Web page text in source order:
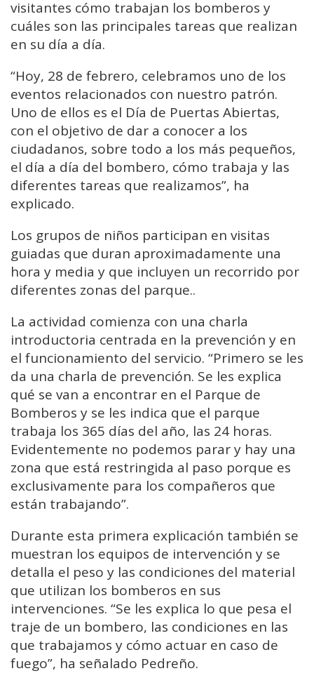
visitantes cómo trabajan los bomberos y
cuáles son las principales tareas que realizan
en su día a día.
“Hoy, 28 de febrero, celebramos uno de los
eventos relacionados con nuestro patrón.
Uno de ellos es el Día de Puertas Abiertas,
con el objetivo de dar a conocer a los
ciudadanos, sobre todo a los más pequeños,
el día a día del bombero, cómo trabaja y las
diferentes tareas que realizamos”, ha
explicado.
Los grupos de niños participan en visitas
guiadas que duran aproximadamente una
hora y media y que incluyen un recorrido por
diferentes zonas del parque..
La actividad comienza con una charla
introductoria centrada en la prevención y en
el funcionamiento del servicio. “Primero se les
da una charla de prevención. Se les explica
qué se van a encontrar en el Parque de
Bomberos y se les indica que el parque
trabaja los 365 días del año, las 24 horas.
Evidentemente no podemos parar y hay una
zona que está restringida al paso porque es
exclusivamente para los compañeros que
están trabajando”.
Durante esta primera explicación también se
muestran los equipos de intervención y se
detalla el peso y las condiciones del material
que utilizan los bomberos en sus
intervenciones. “Se les explica lo que pesa el
traje de un bombero, las condiciones en las
que trabajamos y cómo actuar en caso de
fuego”, ha señalado Pedreño.